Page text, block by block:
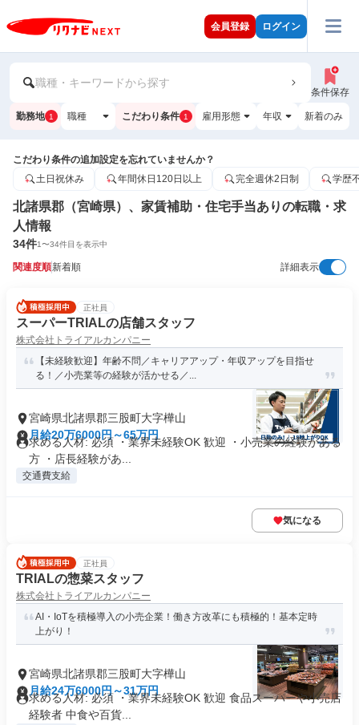
会員登録 ログイン
職種・キーワードから探す
条件保存
勤務地 1 職種 こだわり条件 1 雇用形態 年収 新着のみ
こだわり条件の追加設定を忘れていませんか？
土日祝休み
年間休日120日以上 完全週休2日制 学歴
北諸県郡（宮崎県）、家賃補助・住宅手当ありの転職・求
人情報
34件1〜34件目を表示中
関連度順新着順 詳細表示
正社員
スーパーTRIALの店舗スタッフ
株式会社トライアルカンパニー
【未経験歓迎】年齢不問／キャリアアップ・年収アップを目指せ
る！／小売業等の経験が活かせる／...
宮崎県北諸県郡三股町大字樺山
月給20万6000円～65万円
求める人材: 必須 ・業界未経験OK 歓迎 ・小売業の経験がある
方 ・店長経験があ...
交通費支給
気になる
正社員
TRIALの惣菜スタッフ
株式会社トライアルカンパニー
AI・IoTを積極導入の小売企業！働き方改革にも積極的！基本定時
上がり！
宮崎県北諸県郡三股町大字樺山
月給24万6000円～31万円
求める人材: 必須 ・業界未経験OK 歓迎 食品スーパーや小売店
経験者 中食や百貨...